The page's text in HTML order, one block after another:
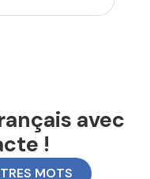
avec
!
MOTS